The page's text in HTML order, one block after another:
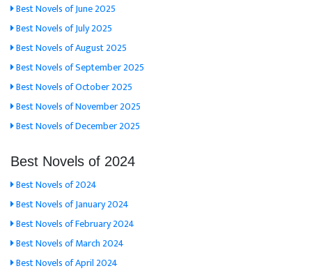
Best Novels of June 2025
Best Novels of July 2025
Best Novels of August 2025
Best Novels of September 2025
Best Novels of October 2025
Best Novels of November 2025
Best Novels of December 2025
Best Novels of 2024
Best Novels of 2024
Best Novels of January 2024
Best Novels of February 2024
Best Novels of March 2024
Best Novels of April 2024